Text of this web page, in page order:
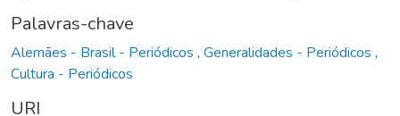
Palavras-chave
Alemães - Brasil - Periódicos , Generalidades - Periódicos ,
Cultura - Periódicos
URI